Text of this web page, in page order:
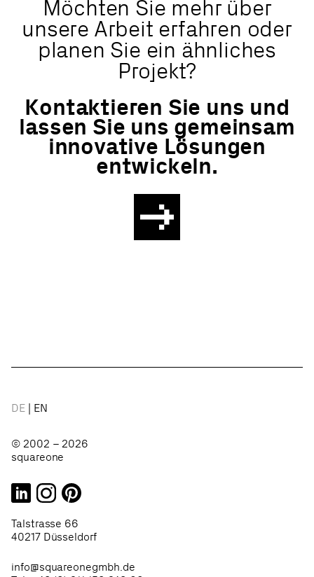
Möchten Sie mehr über
unsere Arbeit erfahren oder
planen Sie ein ähnliches
Projekt?
Kontaktieren Sie uns und
lassen Sie uns gemeinsam
innovative Lösungen
entwickeln.
DE EN
© 2002 – 2026
squareone
Talstrasse 66
40217 Düsseldorf
info@squareonegmbh.de